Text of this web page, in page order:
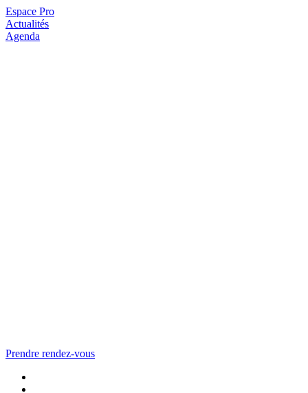
Espace Pro
Actualités
Agenda
Prendre rendez-vous